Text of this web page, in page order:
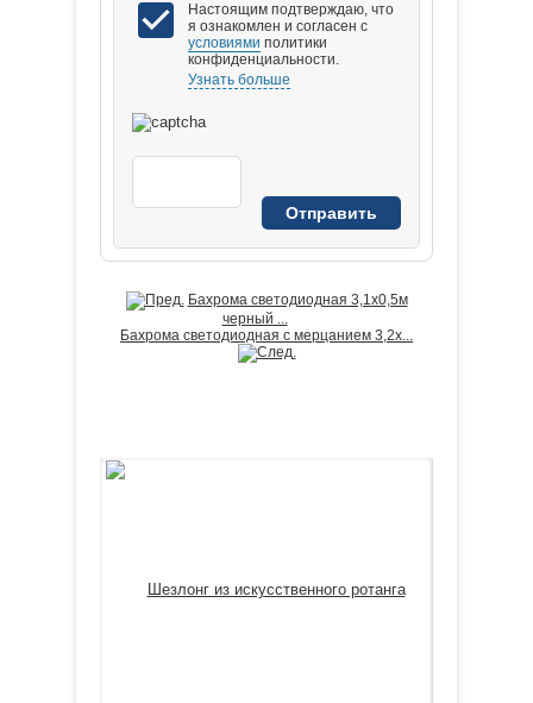
Настоящим подтверждаю, что
я ознакомлен и согласен с
условиями политики
конфиденциальности.
Узнать больше
Бахрома светодиодная 3,1х0,5м
черный ...
Бахрома светодиодная с мерцанием 3,2х...